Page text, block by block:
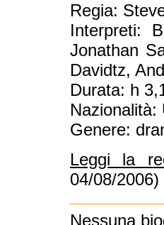
Regia:
Interpreti:
Jonathan
Davidtz,
Durata: h
Nazionalità:
Genere:
Leggi la
04/08/2006)
Nessuna